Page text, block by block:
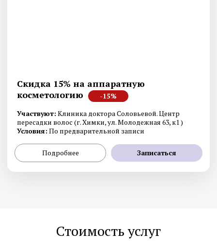
Скидка 15% на аппаратную
косметологию
-15%
Участвуют: Клиника доктора Соловьевой. Центр
пересадки волос (г. Химки, ул. Молодежная 63, к1 )
Условия: По предварительной записи
Подробнее Записаться
Стоимость услуг